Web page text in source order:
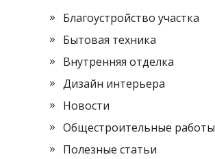
Благоустройство участка
Бытовая техника
Внутренняя отделка
Дизайн интерьера
Новости
Общестроительные работы
Полезные статьи